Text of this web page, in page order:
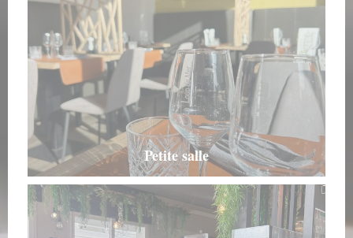
Petite salle